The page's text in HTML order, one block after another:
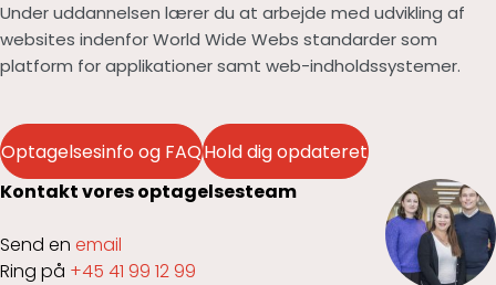
Under uddannelsen lærer du at arbejde med udvikling af
websites indenfor World Wide Webs standarder som
platform for applikationer samt web-indholdssystemer.
Optagelsesinfo og FAQHold dig opdateret
Kontakt vores optagelsesteam
Send en email
Ring på +45 41 99 12 99